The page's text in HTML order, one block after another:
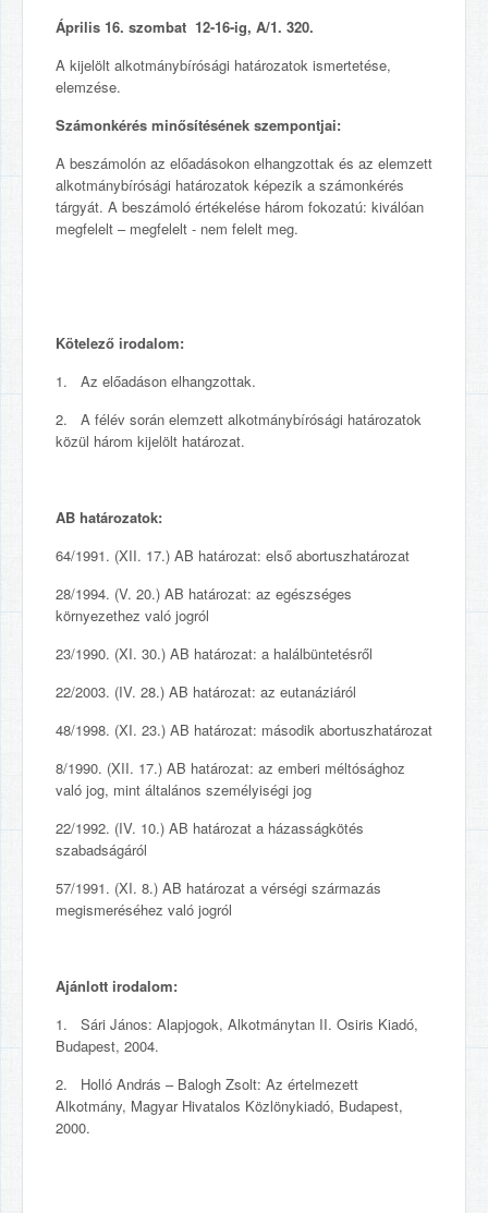
Április 16. szombat 12-16-ig, A/1. 320.
A kijelölt alkotmánybírósági határozatok ismertetése,
elemzése.
Számonkérés minősítésének szempontjai:
A beszámolón az előadásokon elhangzottak és az elemzett
alkotmánybírósági határozatok képezik a számonkérés
tárgyát. A beszámoló értékelése három fokozatú: kiválóan
megfelelt – megfelelt - nem felelt meg.
Kötelező irodalom:
1. Az előadáson elhangzottak.
2. A félév során elemzett alkotmánybírósági határozatok
közül három kijelölt határozat.
AB határozatok:
64/1991. (XII. 17.) AB határozat: első abortuszhatározat
28/1994. (V. 20.) AB határozat: az egészséges
környezethez való jogról
23/1990. (XI. 30.) AB határozat: a halálbüntetésről
22/2003. (IV. 28.) AB határozat: az eutanáziáról
48/1998. (XI. 23.) AB határozat: második abortuszhatározat
8/1990. (XII. 17.) AB határozat: az emberi méltósághoz
való jog, mint általános személyiségi jog
22/1992. (IV. 10.) AB határozat a házasságkötés
szabadságáról
57/1991. (XI. 8.) AB határozat a vérségi származás
megismeréséhez való jogról
Ajánlott irodalom:
1. Sári János: Alapjogok, Alkotmánytan II. Osiris Kiadó,
Budapest, 2004.
2. Holló András – Balogh Zsolt: Az értelmezett
Alkotmány, Magyar Hivatalos Közlönykiadó, Budapest,
2000.